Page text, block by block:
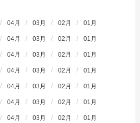
04月 03月 02月 01月
04月 03月 02月 01月
04月 03月 02月 01月
04月 03月 02月 01月
04月 03月 02月 01月
04月 03月 02月 01月
04月 03月 02月 01月